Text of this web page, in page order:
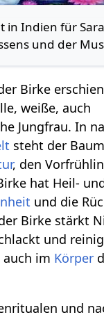
in Indien für
und der
Birke
weiße, auch
Jungfrau. In
steht der
, den
hat Heil-
und die
Birke stärkt
und
im Körper
und